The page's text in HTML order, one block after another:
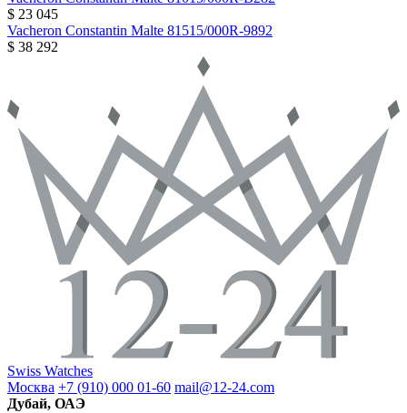
$ 23 045
Vacheron Constantin Malte 81515/000R-9892
$ 38 292
Swiss Watches
Москва +7 (910) 000 01-60 mail@12-24.com
Дубай, ОАЭ